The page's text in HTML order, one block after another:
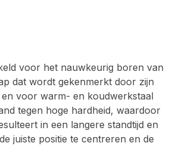
voor het nauwkeurig boren van
dat wordt gekenmerkt door zijn
en voor warm- en koudwerkstaal
tegen hoge hardheid, waardoor
in een langere standtijd en
juiste positie te centreren en de